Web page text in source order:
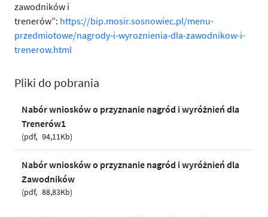
zawodników i
trenerów”: https://bip.mosir.sosnowiec.pl/menu-
przedmiotowe/nagrody-i-wyroznienia-dla-zawodnikow-i-
trenerow.html
Pliki do pobrania
Nabór wniosków o przyznanie nagród i wyróżnień dla
Trenerów1
pdf 94,11Kb
Nabór wniosków o przyznanie nagród i wyróżnień dla
Zawodników
pdf 88,83Kb